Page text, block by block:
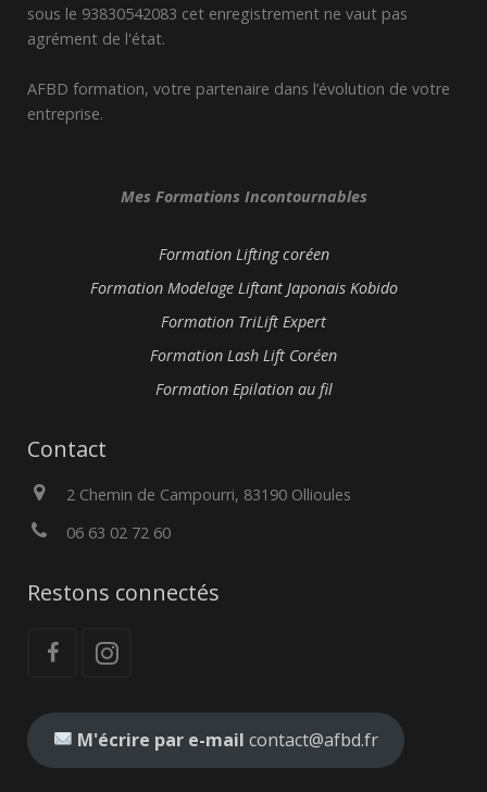
sous le 93830542083 cet enregistrement ne vaut pas
agrément de l'état.
AFBD formation, votre partenaire dans l’évolution de votre
entreprise.
Mes Formations Incontournables
Formation Lifting coréen
Formation Modelage Liftant Japonais Kobido
Formation TriLift Expert
Formation Lash Lift Coréen
Formation Epilation au fil
Contact
2 Chemin de Campourri, 83190 Ollioules
06 63 02 72 60
Restons connectés
M'écrire par e-mail contact@afbd.fr